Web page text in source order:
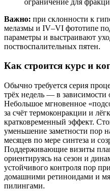
Важно: при склонности к
мелазмы и IV–VI фототипе
параметры и выстраивают
поствоспалительных пятен.
Как строится курс и
Обычно требуется серия
трёх недель — в зависимости
Небольшое мгновенное
за счёт термоконракции и
кратковременный эффект.
уменьшение заметности пор
месяцев по мере синтеза и
Поддерживающие визиты
ориентируясь на сезон и
устойчивого контроля пор
домашними ретиноидами и
пилингами.